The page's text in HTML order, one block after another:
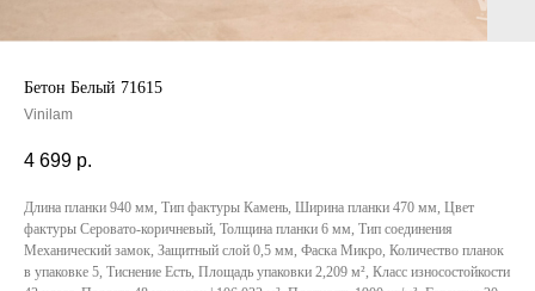
Бетон Белый 71615
Vinilam
4 699 р.
Длина планки 940 мм, Тип фактуры Камень, Ширина планки 470 мм, Цвет
фактуры Серовато-коричневый, Толщина планки 6 мм, Тип соединения
Механический замок, Защитный слой 0,5 мм, Фаска Микро, Количество планок
в упаковке 5, Тиснение Есть, Площадь упаковки 2,209 м², Класс износостойкости